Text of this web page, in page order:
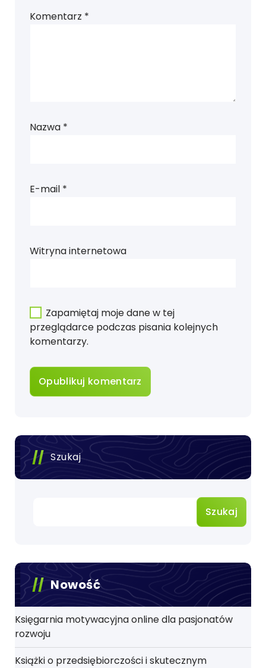
Komentarz *
Nazwa *
E-mail *
Witryna internetowa
Zapamiętaj moje dane w tej
przeglądarce podczas pisania kolejnych
komentarzy.
Szukaj
Szukaj
Nowość
Księgarnia motywacyjna online dla pasjonatów
rozwoju
Książki o przedsiębiorczości i skutecznym